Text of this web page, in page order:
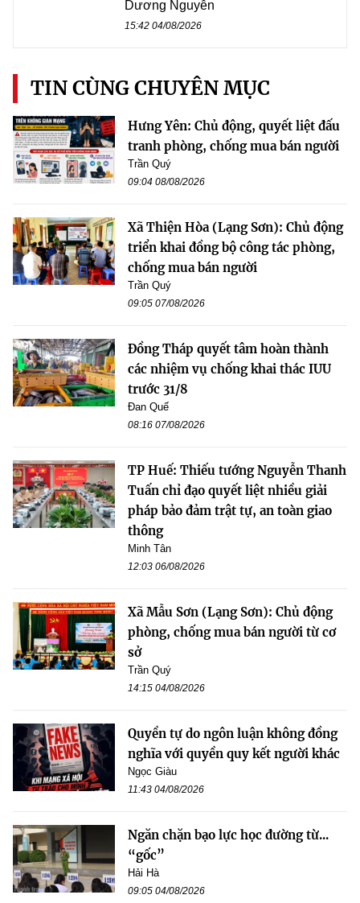
Dương Nguyễn
15:42 04/08/2026
TIN CÙNG CHUYÊN MỤC
Hưng Yên: Chủ động, quyết liệt đấu
tranh phòng, chống mua bán người
Trần Quý
09:04 08/08/2026
Xã Thiện Hòa (Lạng Sơn): Chủ động
triển khai đồng bộ công tác phòng,
chống mua bán người
Trần Quý
09:05 07/08/2026
Đồng Tháp quyết tâm hoàn thành
các nhiệm vụ chống khai thác IUU
trước 31/8
Đan Quế
08:16 07/08/2026
TP Huế: Thiếu tướng Nguyễn Thanh
Tuấn chỉ đạo quyết liệt nhiều giải
pháp bảo đảm trật tự, an toàn giao
thông
Minh Tân
12:03 06/08/2026
Xã Mẫu Sơn (Lạng Sơn): Chủ động
phòng, chống mua bán người từ cơ
sở
Trần Quý
14:15 04/08/2026
Quyền tự do ngôn luận không đồng
nghĩa với quyền quy kết người khác
Ngọc Giàu
11:43 04/08/2026
Ngăn chặn bạo lực học đường từ...
“gốc”
Hải Hà
09:05 04/08/2026